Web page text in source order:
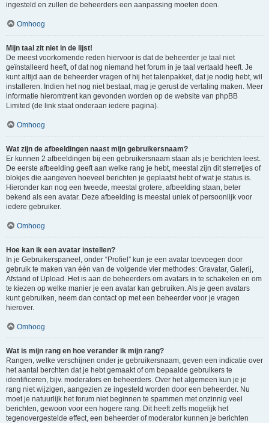
ingesteld en zullen de beheerders een aanpassing moeten doen.
Omhoog
Mijn taal zit niet in de lijst!
De meest voorkomende reden hiervoor is dat de beheerder je taal niet
geïnstalleerd heeft, of dat nog niemand het forum in je taal vertaald heeft. Je
kunt altijd aan de beheerder vragen of hij het talenpakket, dat je nodig hebt, wil
installeren. Indien het nog niet bestaat, mag je gerust de vertaling maken. Meer
informatie hieromtrent kan gevonden worden op de website van phpBB
Limited (de link staat onderaan iedere pagina).
Omhoog
Wat zijn de afbeeldingen naast mijn gebruikersnaam?
Er kunnen 2 afbeeldingen bij een gebruikersnaam staan als je berichten leest.
De eerste afbeelding geeft aan welke rang je hebt, meestal zijn dit sterretjes of
blokjes die aangeven hoeveel berichten je geplaatst hebt of wat je status is.
Hieronder kan nog een tweede, meestal grotere, afbeelding staan, beter
bekend als een avatar. Deze afbeelding is meestal uniek of persoonlijk voor
iedere gebruiker.
Omhoog
Hoe kan ik een avatar instellen?
In je Gebruikerspaneel, onder “Profiel” kun je een avatar toevoegen door
gebruik te maken van één van de volgende vier methodes: Gravatar, Galerij,
Afstand of Upload. Het is aan de beheerders om avatars in te schakelen en om
te kiezen op welke manier je een avatar kan gebruiken. Als je geen avatars
kunt gebruiken, neem dan contact op met een beheerder voor je vragen
hierover.
Omhoog
Wat is mijn rang en hoe verander ik mijn rang?
Rangen, welke verschijnen onder je gebruikersnaam, geven een indicatie over
het aantal berchten dat je hebt gemaakt of om bepaalde gebruikers te
identificeren, bijv. moderators en beheerders. Over het algemeen kun je je
rang niet wijzigen, aangezien ze ingesteld worden door een beheerder. Nu
moet je natuurlijk het forum niet beginnen te spammen met onzinnig veel
berichten, gewoon voor een hogere rang. Dit heeft zelfs mogelijk het
tegenovergestelde effect, een beheerder of moderator kunnen je berichten